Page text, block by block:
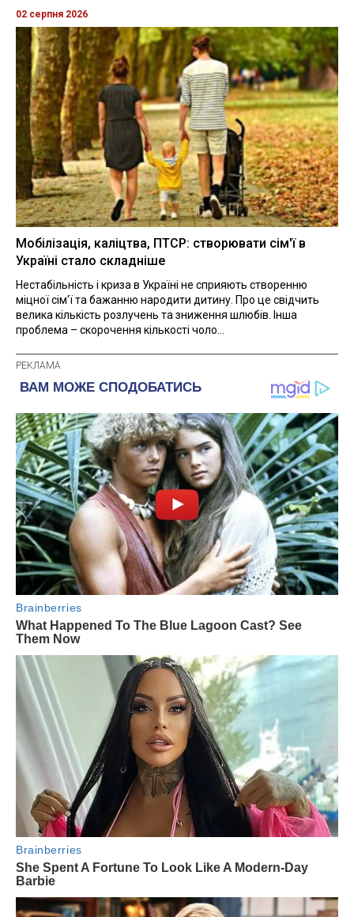
02 серпня 2026
Мобілізація, каліцтва, ПТСР: створювати сім'ї в
Україні стало складніше
Нестабільність і криза в Україні не сприяють створенню
міцної сім'ї та бажанню народити дитину. Про це свідчить
велика кількість розлучень та зниження шлюбів. Інша
проблема – скорочення кількості чоло...